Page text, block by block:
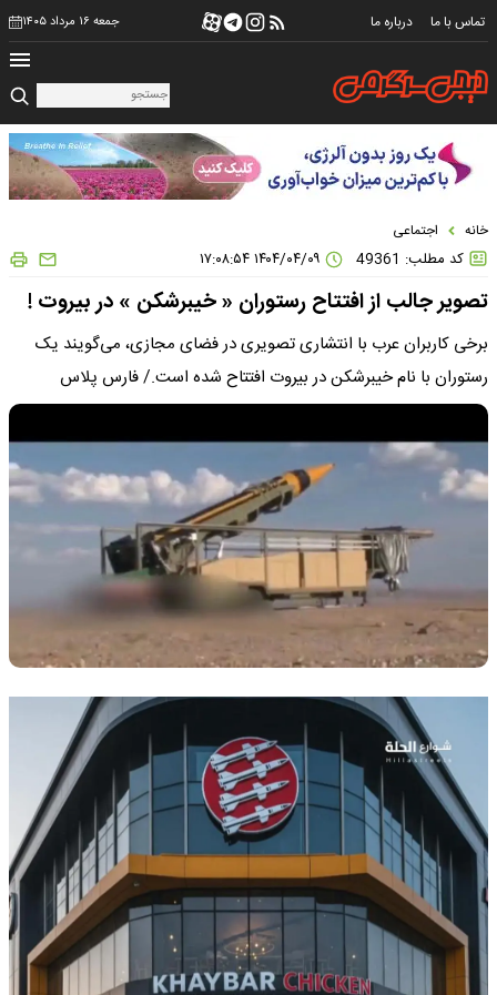
تماس با ما درباره ما جمعه ۱۶ مرداد ۱۴۰۵
خانه اجتماعی
کد مطلب: 49361
تصویر جالب از افتتاح رستوران « خیبرشکن » در بیروت !
برخی کاربران عرب با انتشاری تصویری در فضای مجازی، می‌گویند یک
رستوران با نام خیبرشکن در بیروت افتتاح شده است./ فارس پلاس